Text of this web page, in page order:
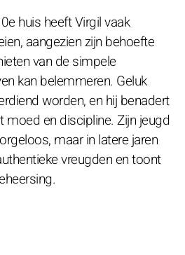
huis heeft Virgil vaak
aangezien zijn behoefte
van de simpele
kan belemmeren. Geluk
worden, en hij benadert
moed en discipline. Zijn jeugd
maar in latere jaren
vreugden en toont